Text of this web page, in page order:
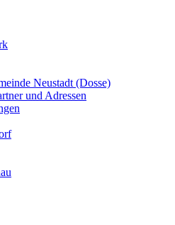
Neustadt (Dosse)
und Adressen